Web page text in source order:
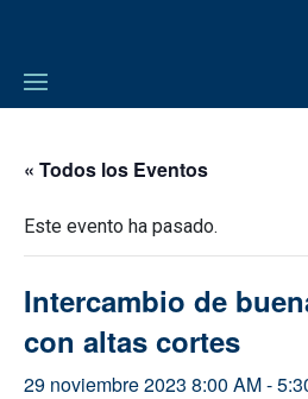
« Todos los Eventos
Este evento ha pasado.
Intercambio de
con altas cortes
29 noviembre 2023 8:00 AM-